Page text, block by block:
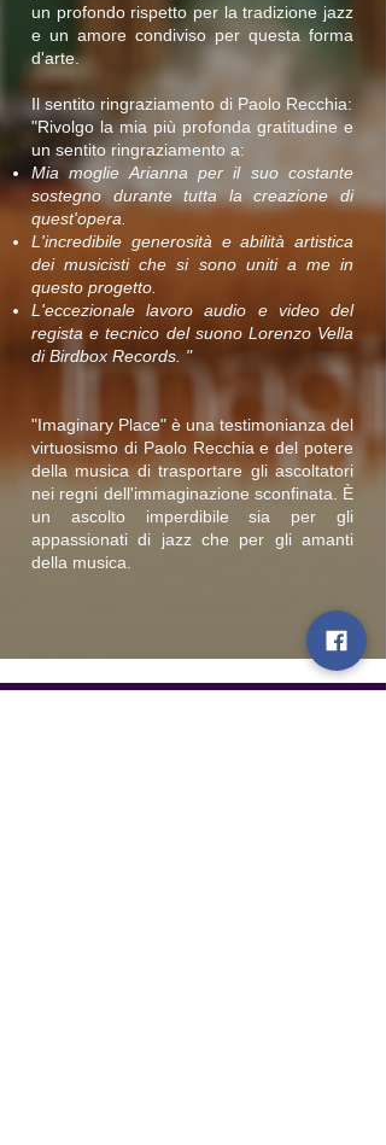
un profondo rispetto per la tradizione jazz
e un amore condiviso per questa forma
d'arte.
Il sentito ringraziamento di Paolo Recchia:
"Rivolgo la mia più profonda gratitudine e
un sentito ringraziamento a:
Mia moglie Arianna per il suo costante
sostegno durante tutta la creazione di
quest'opera.
L'incredibile generosità e abilità artistica
dei musicisti che si sono uniti a me in
questo progetto.
L'eccezionale lavoro audio e video del
regista e tecnico del suono Lorenzo Vella
di Birdbox Records. "
"Imaginary Place" è una testimonianza del
virtuosismo di Paolo Recchia e del potere
della musica di trasportare gli ascoltatori
nei regni dell'immaginazione sconfinata. È
un ascolto imperdibile sia per gli
appassionati di jazz che per gli amanti
della musica.